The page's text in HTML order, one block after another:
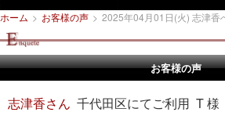
ホーム > お客様の声 > 2025年04月01日(火) 志津香
お客様の声
志津香さん 千代田区にてご利用 T 様